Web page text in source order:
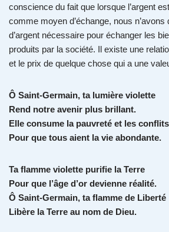
conscience du fait que lorsque l’argent
comme moyen d’échange, nous n’avons
d’argent nécessaire pour échanger les
produits par la société. Il existe une
et le prix de quelque chose qui a une
Ô Saint-Germain, ta lumière violette
Rend notre avenir plus brillant.
Elle consume la pauvreté et les conflits
Pour que tous aient la vie abondante.
Ta flamme violette purifie la Terre
Pour que l’âge d’or devienne réalité.
Ô Saint-Germain, ta flamme de Liberté
Libère la Terre au nom de Dieu.